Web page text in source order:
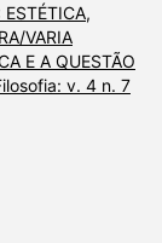
VARIA
E A QUESTÃO
v. 4 n. 7